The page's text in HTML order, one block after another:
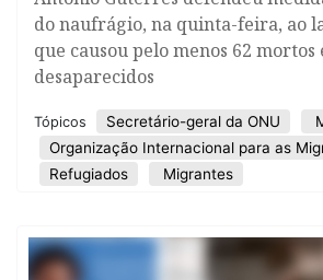
do naufrágio, na quinta-feira, ao
que causou pelo menos 62 mortos
desaparecidos
Tópicos Secretário-geral da ONU
Organização Internacional para as
Refugiados
Migrantes